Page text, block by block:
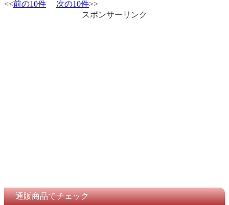
<<前の10件 次の10件>>
スポンサーリンク
通販商品でチェック